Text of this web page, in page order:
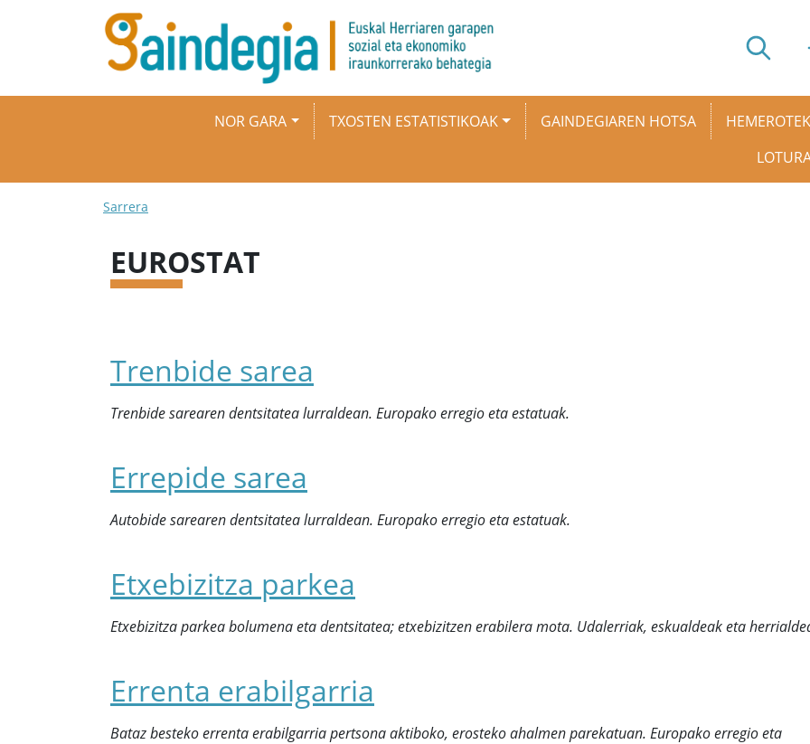
Skip to main content
Main navigationNOR GARA TXOSTEN ESTATISTIKOAK GAINDEGIAREN HOTSA
Breadcrumb
Sarrera
EUROSTAT
Trenbide sarea
Trenbide sarearen dentsitatea lurraldean. Europako erregio eta estatuak.
Errepide sarea
Autobide sarearen dentsitatea lurraldean. Europako erregio eta estatuak.
Etxebizitza parkea
Etxebizitza parkea bolumena eta dentsitatea; etxebizitzen erabilera mota. Udalerriak, eskualdeak eta
Errenta erabilgarria
Bataz besteko errenta erabilgarria pertsona aktiboko, erosteko ahalmen parekatuan. Europako erregio eta